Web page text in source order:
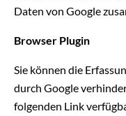
Daten von Google
Browser Plugin
Sie können die
durch Google
folgenden Link